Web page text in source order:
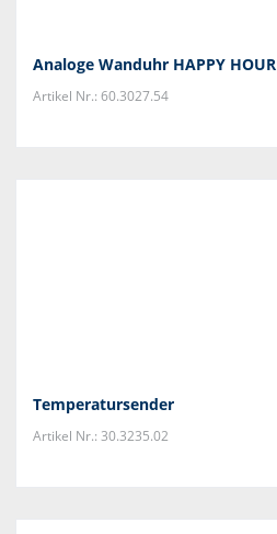
Analoge Wanduhr HAPPY HOUR
Artikel Nr.: 60.3027.54
Temperatursender
Artikel Nr.: 30.3235.02